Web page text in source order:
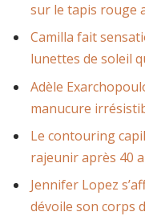
sur le tapis rouge
Camilla fait
lunettes de soleil
Adèle
manucure
Le contouring
rajeunir après 40
Jennifer Lopez
dévoile son corps